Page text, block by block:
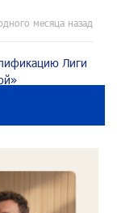
месяца назад
Лиги
месяца назад
месяца назад